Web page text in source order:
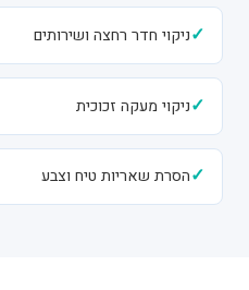
✓ניקוי חדר רחצה ושירותים
✓ניקוי מעקה זכוכית
✓הסרת שאריות טיח וצבע